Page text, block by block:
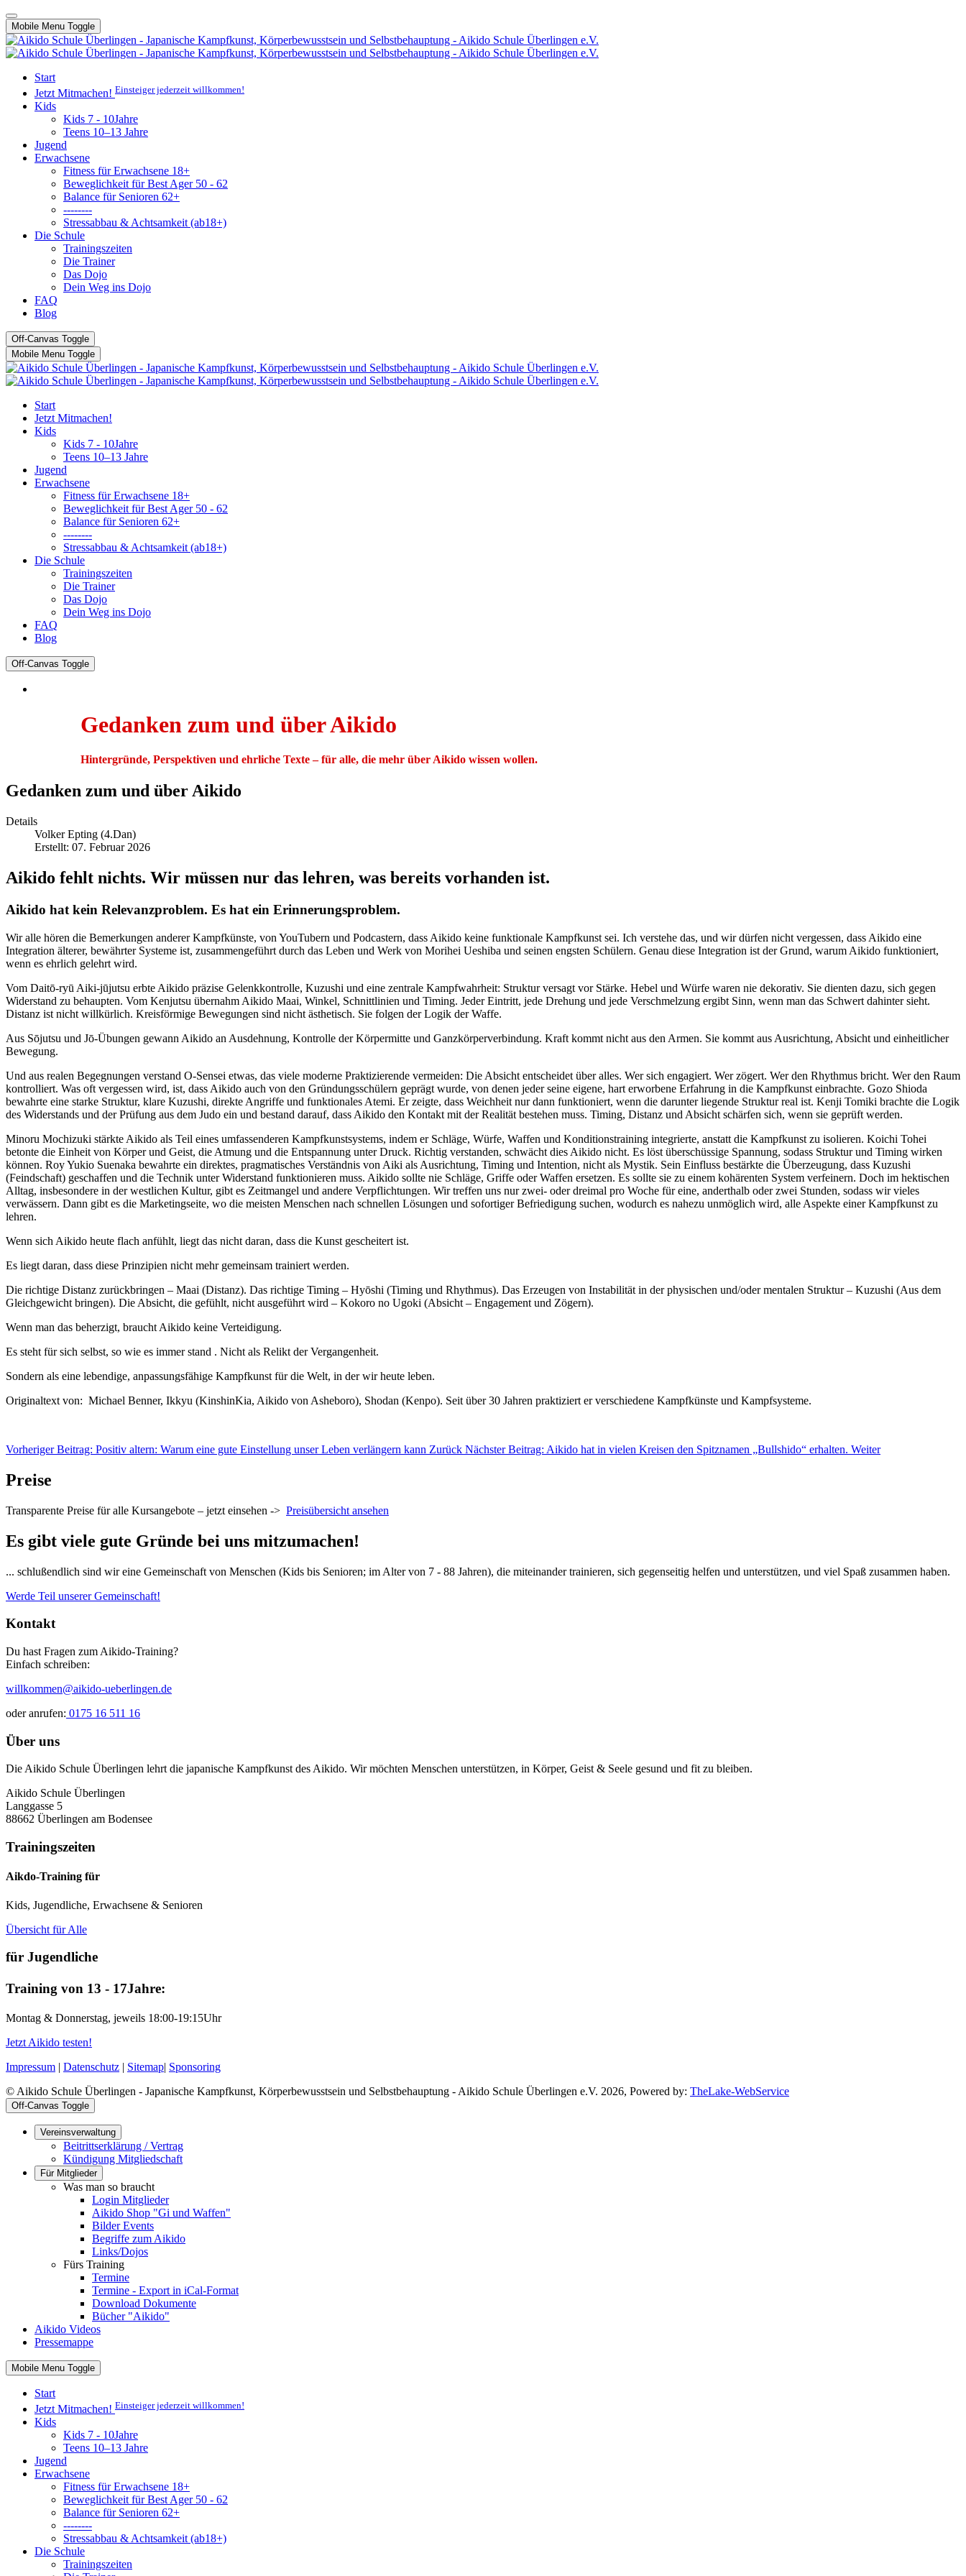
Mobile Menu Toggle
Start
Jetzt Mitmachen! Einsteiger jederzeit willkommen!
Kids
Kids 7 - 10Jahre
Teens 10–13 Jahre
Jugend
Erwachsene
Fitness für Erwachsene 18+
Beweglichkeit für Best Ager 50 - 62
Balance für Senioren 62+
--------
Stressabbau & Achtsamkeit (ab18+)
Die Schule
Trainingszeiten
Die Trainer
Das Dojo
Dein Weg ins Dojo
FAQ
Blog
Off-Canvas Toggle
Mobile Menu Toggle
Start
Jetzt Mitmachen!
Kids
Kids 7 - 10Jahre
Teens 10–13 Jahre
Jugend
Erwachsene
Fitness für Erwachsene 18+
Beweglichkeit für Best Ager 50 - 62
Balance für Senioren 62+
--------
Stressabbau & Achtsamkeit (ab18+)
Die Schule
Trainingszeiten
Die Trainer
Das Dojo
Dein Weg ins Dojo
FAQ
Blog
Off-Canvas Toggle
Gedanken zum und über Aikido
Hintergründe, Perspektiven und ehrliche Texte – für alle, die mehr über Aikido wissen wollen.
Gedanken zum und über Aikido
Details
Volker Epting (4.Dan)
Erstellt: 07. Februar 2026
Aikido fehlt nichts. Wir müssen nur das lehren, was bereits vorhanden ist.
Aikido hat kein Relevanzproblem. Es hat ein Erinnerungsproblem.
Wir alle hören die Bemerkungen anderer Kampfkünste, von YouTubern und Podcastern, dass Aikido keine funktionale Kampfkunst sei. Ich verstehe das, und wir dürfen nicht vergessen, dass Aikido eine
Integration älterer, bewährter Systeme ist, zusammengeführt durch das Leben und Werk von Morihei Ueshiba und seinen engsten Schülern. Genau diese Integration ist der Grund, warum Aikido funktioniert,
wenn es ehrlich gelehrt wird.
Vom Daitō-ryū Aiki-jūjutsu erbte Aikido präzise Gelenkkontrolle, Kuzushi und eine zentrale Kampfwahrheit: Struktur versagt vor Stärke. Hebel und Würfe waren nie dekorativ. Sie dienten dazu, sich gegen
Widerstand zu behaupten. Vom Kenjutsu übernahm Aikido Maai, Winkel, Schnittlinien und Timing. Jeder Eintritt, jede Drehung und jede Verschmelzung ergibt Sinn, wenn man das Schwert dahinter sieht.
Distanz ist nicht willkürlich. Kreisförmige Bewegungen sind nicht ästhetisch. Sie folgen der Logik der Waffe.
Aus Sōjutsu und Jō-Übungen gewann Aikido an Ausdehnung, Kontrolle der Körpermitte und Ganzkörperverbindung. Kraft kommt nicht aus den Armen. Sie kommt aus Ausrichtung, Absicht und einheitlicher
Bewegung.
Und aus realen Begegnungen verstand O-Sensei etwas, das viele moderne Praktizierende vermeiden: Die Absicht entscheidet über alles. Wer sich engagiert. Wer zögert. Wer den Rhythmus bricht. Wer den Raum
kontrolliert. Was oft vergessen wird, ist, dass Aikido auch von den Gründungsschülern geprägt wurde, von denen jeder seine eigene, hart erworbene Erfahrung in die Kampfkunst einbrachte. Gozo Shioda
bewahrte eine starke Struktur, klare Kuzushi, direkte Angriffe und funktionales Atemi. Er zeigte, dass Weichheit nur dann funktioniert, wenn die darunter liegende Struktur real ist. Kenji Tomiki brachte die Logik
des Widerstands und der Prüfung aus dem Judo ein und bestand darauf, dass Aikido den Kontakt mit der Realität bestehen muss. Timing, Distanz und Absicht schärfen sich, wenn sie geprüft werden.
Minoru Mochizuki stärkte Aikido als Teil eines umfassenderen Kampfkunstsystems, indem er Schläge, Würfe, Waffen und Konditionstraining integrierte, anstatt die Kampfkunst zu isolieren. Koichi Tohei
betonte die Einheit von Körper und Geist, die Atmung und die Entspannung unter Druck. Richtig verstanden, schwächt dies Aikido nicht. Es löst überschüssige Spannung, sodass Struktur und Timing wirken
können. Roy Yukio Suenaka bewahrte ein direktes, pragmatisches Verständnis von Aiki als Ausrichtung, Timing und Intention, nicht als Mystik. Sein Einfluss bestärkte die Überzeugung, dass Kuzushi
(Feindschaft) geschaffen und die Technik unter Widerstand funktionieren muss. Aikido sollte nie Schläge, Griffe oder Waffen ersetzen. Es sollte sie zu einem kohärenten System verfeinern. Doch im hektischen
Alltag, insbesondere in der westlichen Kultur, gibt es Zeitmangel und andere Verpflichtungen. Wir treffen uns nur zwei- oder dreimal pro Woche für eine, anderthalb oder zwei Stunden, sodass wir vieles
verwässern. Dann gibt es die Marketingseite, wo die meisten Menschen nach schnellen Lösungen und sofortiger Befriedigung suchen, wodurch es nahezu unmöglich wird, alle Aspekte einer Kampfkunst zu
lehren.
Wenn sich Aikido heute flach anfühlt, liegt das nicht daran, dass die Kunst gescheitert ist.
Es liegt daran, dass diese Prinzipien nicht mehr gemeinsam trainiert werden.
Die richtige Distanz zurückbringen – Maai (Distanz). Das richtige Timing – Hyōshi (Timing und Rhythmus). Das Erzeugen von Instabilität in der physischen und/oder mentalen Struktur – Kuzushi (Aus dem
Gleichgewicht bringen). Die Absicht, die gefühlt, nicht ausgeführt wird – Kokoro no Ugoki (Absicht – Engagement und Zögern).
Wenn man das beherzigt, braucht Aikido keine Verteidigung.
Es steht für sich selbst, so wie es immer stand . Nicht als Relikt der Vergangenheit.
Sondern als eine lebendige, anpassungsfähige Kampfkunst für die Welt, in der wir heute leben.
Originaltext von: Michael Benner, Ikkyu (KinshinKia, Aikido von Asheboro), Shodan (Kenpo). Seit über 30 Jahren praktiziert er verschiedene Kampfkünste und Kampfsysteme.
Vorheriger Beitrag: Positiv altern: Warum eine gute Einstellung unser Leben verlängern kann Zurück Nächster Beitrag: Aikido hat in vielen Kreisen den Spitznamen „Bullshido“ erhalten. Weiter
Preise
Transparente Preise für alle Kursangebote – jetzt einsehen -> Preisübersicht ansehen
Es gibt viele gute Gründe bei uns mitzumachen!
... schlußendlich sind wir eine Gemeinschaft von Menschen (Kids bis Senioren; im Alter von 7 - 88 Jahren), die miteinander trainieren, sich gegenseitig helfen und unterstützen, und viel Spaß zusammen haben.
Werde Teil unserer Gemeinschaft!
Kontakt
Du hast Fragen zum Aikido-Training?
Einfach schreiben:
willkommen@aikido-ueberlingen.de
oder anrufen: 0175 16 511 16
Über uns
Die Aikido Schule Überlingen lehrt die japanische Kampfkunst des Aikido. Wir möchten Menschen unterstützen, in Körper, Geist & Seele gesund und fit zu bleiben.
Aikido Schule Überlingen
Langgasse 5
88662 Überlingen am Bodensee
Trainingszeiten
Aikdo-Training für
Kids, Jugendliche, Erwachsene & Senioren
Übersicht für Alle
für Jugendliche
Training von 13 - 17Jahre:
Montag & Donnerstag, jeweils 18:00-19:15Uhr
Jetzt Aikido testen!
Impressum | Datenschutz | Sitemap| Sponsoring
© Aikido Schule Überlingen - Japanische Kampfkunst, Körperbewusstsein und Selbstbehauptung - Aikido Schule Überlingen e.V. 2026, Powered by: TheLake-WebService
Off-Canvas Toggle
Vereinsverwaltung
Beitrittserklärung / Vertrag
Kündigung Mitgliedschaft
Für Mitglieder
Was man so braucht
Login Mitglieder
Aikido Shop "Gi und Waffen"
Bilder Events
Begriffe zum Aikido
Links/Dojos
Fürs Training
Termine
Termine - Export in iCal-Format
Download Dokumente
Bücher "Aikido"
Aikido Videos
Pressemappe
Mobile Menu Toggle
Start
Jetzt Mitmachen! Einsteiger jederzeit willkommen!
Kids
Kids 7 - 10Jahre
Teens 10–13 Jahre
Jugend
Erwachsene
Fitness für Erwachsene 18+
Beweglichkeit für Best Ager 50 - 62
Balance für Senioren 62+
--------
Stressabbau & Achtsamkeit (ab18+)
Die Schule
Trainingszeiten